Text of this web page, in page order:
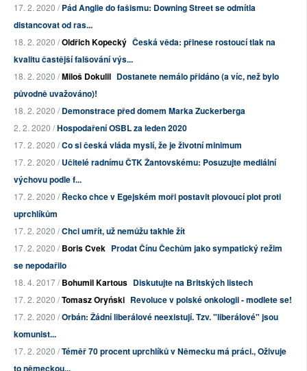
17. 2. 2020 /Pád Anglie do fašismu: Downing Street se odmítla
distancovat od ras...
18. 2. 2020 /Oldřich Kopecký Česká věda: přinese rostoucí tlak na
kvalitu častější falšování výs...
18. 2. 2020 /Miloš Dokulil Dostanete nemálo přidáno (a víc, než bylo
původně uvažováno)!
18. 2. 2020 /Demonstrace před domem Marka Zuckerberga
2. 2. 2020 /Hospodaření OSBL za leden 2020
17. 2. 2020 /Co si česká vláda myslí, že je životní minimum
17. 2. 2020 /Učitelé radnímu ČTK Žantovskému: Posuzujte mediální
výchovu podle f...
17. 2. 2020 /Řecko chce v Egejském moři postavit plovoucí plot proti
uprchlíkům
17. 2. 2020 /Chci umřít, už nemůžu takhle žít
17. 2. 2020 /Boris Cvek Prodat Čínu Čechům jako sympatický režim
se nepodařilo
18. 4. 2017 /Bohumil Kartous Diskutujte na Britských listech
17. 2. 2020 /Tomasz Oryński Revoluce v polské onkologii - modlete se!
17. 2. 2020 /Orbán: Žádní liberálové neexistují. Tzv. "liberálové" jsou
komunist...
17. 2. 2020 /Téměř 70 procent uprchlíků v Německu má práci., Oživuje
to německou...